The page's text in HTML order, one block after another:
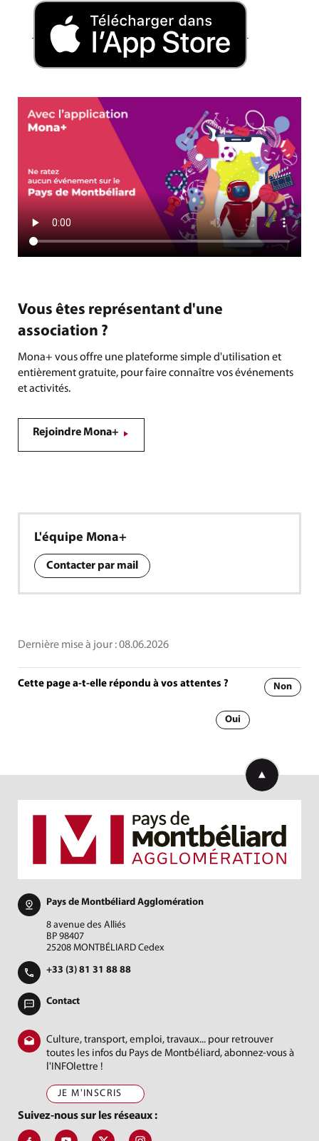
Vous êtes représentant d'une
association ?
Mona+ vous offre une plateforme simple d'utilisation et
entièrement gratuite, pour faire connaître vos événements
et activités.
Rejoindre Mona+
L'équipe Mona+
Contacter par mail
Dernière mise à jour :08.06.2026
Cette page a-t-elle répondu à vos attentes ? Non
Oui
Retourner en
Pays de Montbéliard Agglomération
8 avenue des Alliés
BP 98407
25208 MONTBÉLIARD Cedex
+33 (3) 81 31 88 88
Contact
Culture, transport, emploi, travaux... pour retrouver
toutes les infos du Pays de Montbéliard, abonnez-vous à
l'INFOlettre !
JE M'INSCRIS
Suivez-nous sur les réseaux :
Suivez-nous sur Facebook, J'aime le Pays de Montbéliard
Suivez-nous sur Youtube, Pays de Montbéliard
Suivez-nous sur X, Pays de Montbéliard
Suivez-nous sur Instagram, Pays de